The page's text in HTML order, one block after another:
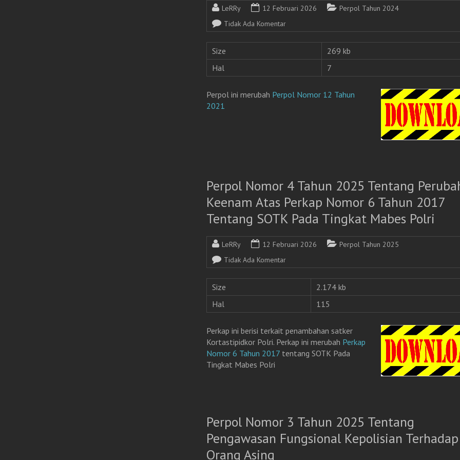
LeRRy 12 Februari 2026
Perpol Tahun 2024
Tidak Ada Komentar
Size
269 kb
Hal
7
Perpol ini merubah Perpol Nomor 12 Tahun
2021
Perpol Nomor 4 Tahun 2025 Tentang
Keenam Atas Perkap Nomor 6 Tahun 2017
Tentang SOTK Pada Tingkat Mabes Polri
LeRRy 12 Februari 2026
Perpol Tahun 2025
Tidak Ada Komentar
Size
2.174 kb
Hal
115
Perkap ini berisi terkait penambahan satker
Kortastipidkor Polri. Perkap ini merubah Perkap
Nomor 6 Tahun 2017 tentang SOTK Pada
Tingkat Mabes Polri
Perpol Nomor 3 Tahun 2025 Tentang
Pengawasan Fungsional Kepolisian Terhadap
Orang Asing